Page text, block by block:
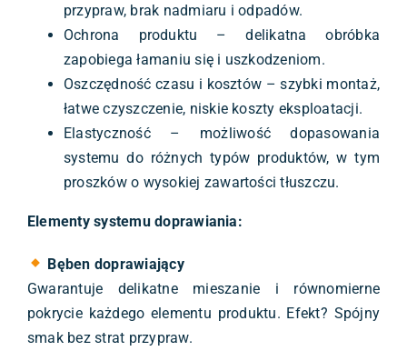
przypraw, brak nadmiaru i odpadów.
Ochrona produktu – delikatna obróbka
zapobiega łamaniu się i uszkodzeniom.
Oszczędność czasu i kosztów – szybki montaż,
łatwe czyszczenie, niskie koszty eksploatacji.
Elastyczność – możliwość dopasowania
systemu do różnych typów produktów, w tym
proszków o wysokiej zawartości tłuszczu.
Elementy systemu doprawiania:
Bęben doprawiający
Gwarantuje delikatne mieszanie i równomierne
pokrycie każdego elementu produktu. Efekt? Spójny
smak bez strat przypraw.